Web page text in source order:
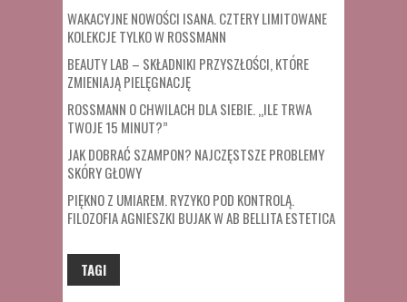
WAKACYJNE NOWOŚCI ISANA. CZTERY LIMITOWANE
KOLEKCJE TYLKO W ROSSMANN
BEAUTY LAB – SKŁADNIKI PRZYSZŁOŚCI, KTÓRE
ZMIENIAJĄ PIELĘGNACJĘ
ROSSMANN O CHWILACH DLA SIEBIE. „ILE TRWA
TWOJE 15 MINUT?”
JAK DOBRAĆ SZAMPON? NAJCZĘSTSZE PROBLEMY
SKÓRY GŁOWY
PIĘKNO Z UMIAREM. RYZYKO POD KONTROLĄ.
FILOZOFIA AGNIESZKI BUJAK W AB BELLITA ESTETICA
TAGI